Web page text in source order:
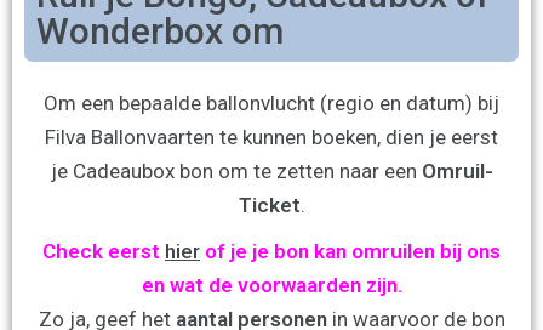
Wonderbox om
Om een bepaalde ballonvlucht (regio en datum) bij
Filva Ballonvaarten te kunnen boeken, dien je eerst
je Cadeaubox bon om te zetten naar een Omruil-
Ticket.
Check eerst hier of je je bon kan omruilen bij ons
en wat de voorwaarden zijn.
Zo ja, geef hetaantal personen in waarvoor de bon